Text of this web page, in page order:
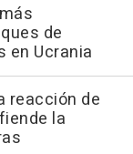
de
en Ucrania
reacción de
la